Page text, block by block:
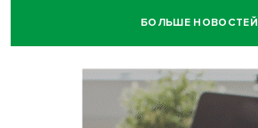
БОЛЬШЕ НОВОСТЕЙ